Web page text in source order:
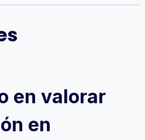
en valorar
en